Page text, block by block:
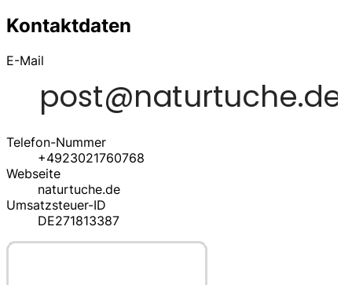
Kontaktdaten
E-Mail
Telefon-Nummer
+4923021760768
Webseite
naturtuche.de
Umsatzsteuer-ID
DE271813387